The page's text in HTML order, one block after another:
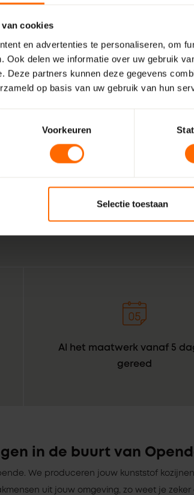
van cookies
en advertenties te personaliseren, om
Ook delen we informatie over uw gebruik
Deze partners kunnen deze gegevens
op basis van uw gebruik van hun
Voorkeuren
Selectie toestaan
Wij zijn Skodora. Een gepassioneerd,
Opende. Combineer dat met de wil om
voor bouwprofessionals simpeler te
Al het maatwerk vanaf 5
gereed
in de buurt van
We produceren jouw kunststof
uit jouw omgeving, zo weet je zeker